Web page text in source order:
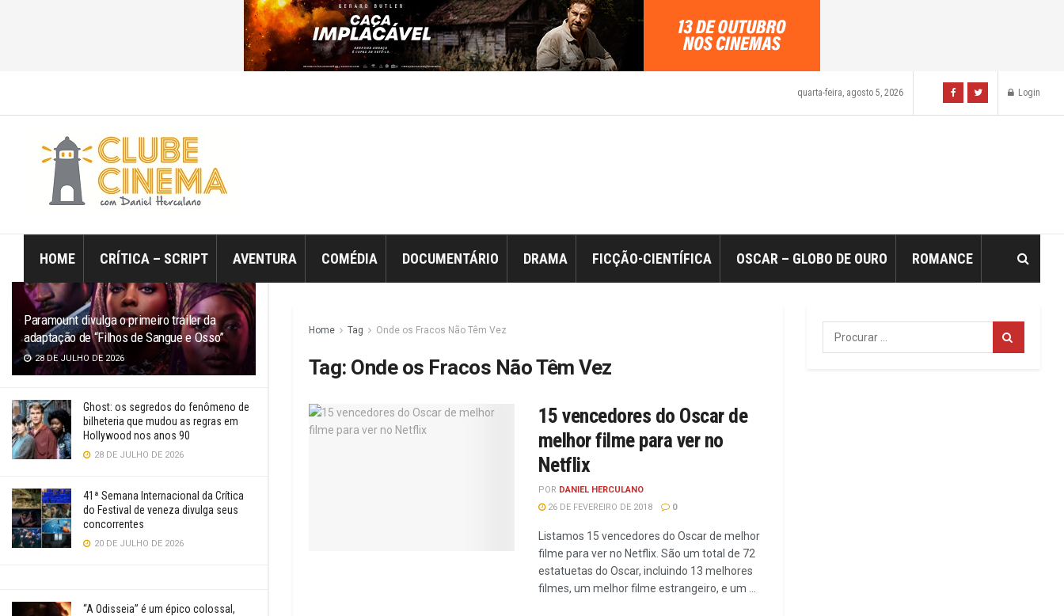
Paramount divulga o primeiro trailer da
adaptação de “Filhos de Sangue e Osso”
28 DE JULHO DE 2026
Ghost: os segredos do fenômeno de
bilheteria que mudou as regras em
Hollywood nos anos 90
28 DE JULHO DE 2026
41ª Semana Internacional da Crítica
do Festival de veneza divulga seus
concorrentes
20 DE JULHO DE 2026
“A Odisseia” é um épico colossal,
quarta-feira, agosto 5, 2026 Login
HOME CRÍTICA – SCRIPT AVENTURA COMÉDIA DOCUMENTÁRIO DRAMA FICÇÃO-CIENTÍFICA OSCAR – GLOBO DE OURO ROMANCE
Home Tag Onde os Fracos Não Têm Vez
Tag: Onde os Fracos Não Têm Vez
15 vencedores do Oscar de
melhor filme para ver no
Netflix
POR DANIEL HERCULANO
26 DE FEVEREIRO DE 2018
0
Listamos 15 vencedores do Oscar de melhor
filme para ver no Netflix. São um total de 72
estatuetas do Oscar, incluindo 13 melhores
filmes, um melhor filme estrangeiro, e um ...